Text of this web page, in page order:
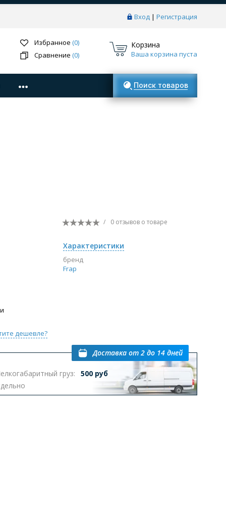
Вход | Регистрация
Избранное (0)
Сравнение (0)
Корзина
Ваша корзина пуста
Поиск товаров
/ 0 отзывов о товаре
Характеристики
бренд
Frap
дешевле?
груз:
500 руб
Доставка от 2 до 14 дней